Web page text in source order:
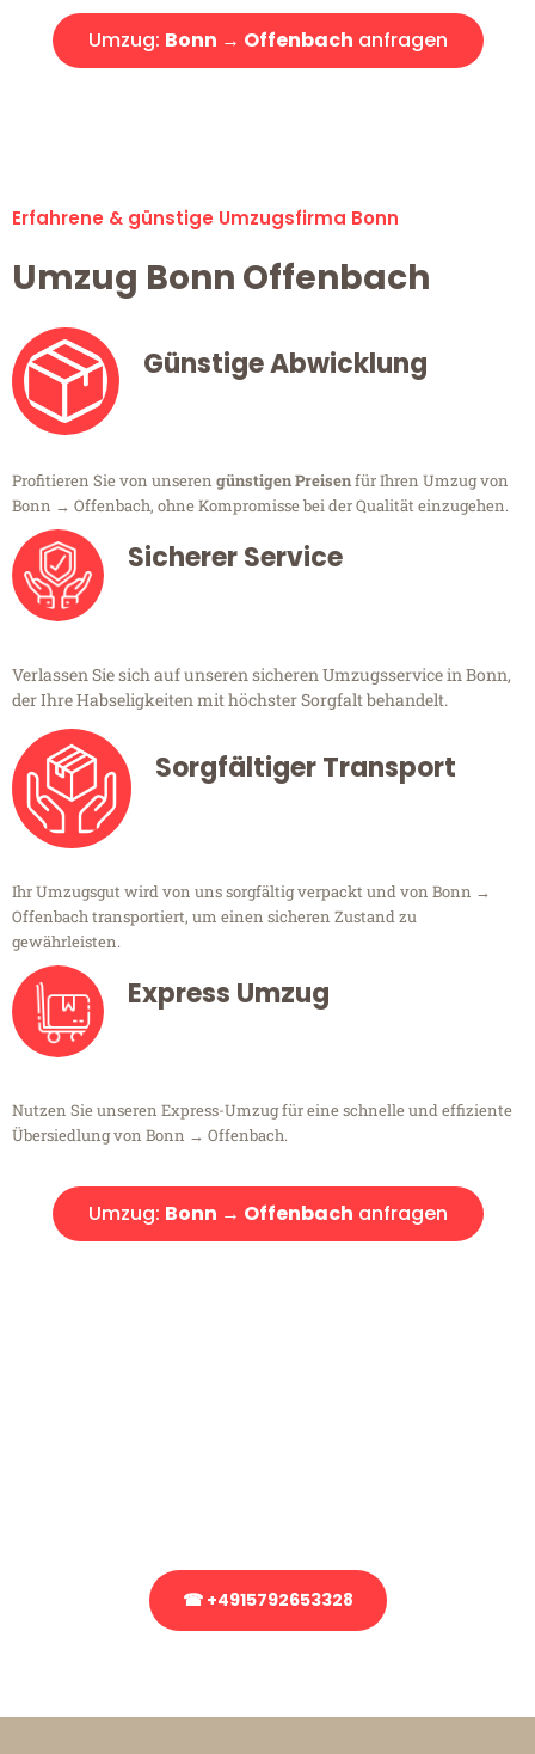
Umzug: Bonn → Offenbach anfragen
Erfahrene & günstige Umzugsfirma Bonn
Umzug Bonn Offenbach
Günstige Abwicklung
Profitieren Sie von unseren günstigen Preisenfür Ihren Umzug von
Bonn → Offenbach, ohne Kompromisse bei der Qualität einzugehen.
Sicherer Service
Verlassen Sie sich auf unseren sicheren Umzugsservice in Bonn,
der Ihre Habseligkeiten mit höchster Sorgfalt behandelt.
Sorgfältiger Transport
Ihr Umzugsgut wird von uns sorgfältig verpackt und von Bonn →
Offenbach transportiert, um einen sicheren Zustand zu
gewährleisten.
Express Umzug
Nutzen Sie unseren Express-Umzug für eine schnelle und effiziente
Übersiedlung von Bonn → Offenbach.
Umzug: Bonn → Offenbach anfragen
☎ +4915792653328